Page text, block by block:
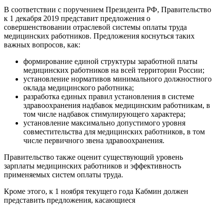
В соответствии с поручением Президента РФ, Правительство
к 1 декабря 2019 представит предложения о
совершенствовании отраслевой системы оплаты труда
медицинских работников. Предложения коснуться таких
важных вопросов, как:
формирование единой структуры заработной платы
медицинских работников на всей территории России;
установление нормативов минимального должностного
оклада медицинского работника;
разработка единых правил установления в системе
здравоохранения надбавок медицинским работникам, в
том числе надбавок стимулирующего характера;
установление максимально допустимого уровня
совместительства для медицинских работников, в том
числе первичного звена здравоохранения.
Правительство также оценит существующий уровень
зарплаты медицинских работников и эффективность
применяемых систем оплаты труда.
Кроме этого, к 1 ноября текущего года Кабмин должен
представить предложения, касающиеся